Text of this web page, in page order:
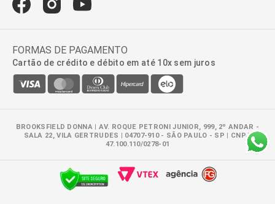
FORMAS DE PAGAMENTO
Cartão de crédito e débito em até 10x sem juros
BROOKSFIELD DONNA | AV. ROQUE PETRONI JUNIOR, 999, 2º ANDAR -
SALA 22, VILA GERTRUDES | 04707-910 - SÃO PAULO - SP | CNPJ:
47.100.110/0278-01